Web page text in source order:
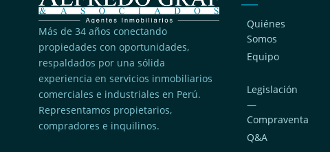
Más de 34 años conectando
propiedades con oportunidades,
respaldados por una sólida
experiencia en servicios inmobiliarios
comerciales e industriales en Perú.
Representamos propietarios,
compradores e inquilinos.
Quiénes
Somos
Equipo
Legislación
—
Compraventa
Q&A